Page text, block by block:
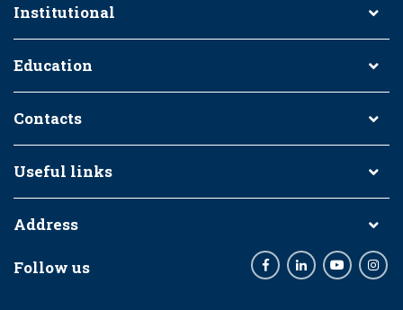
Institutional
Education
Contacts
Useful links
Address
Follow us FacebookLinkedInYoutube